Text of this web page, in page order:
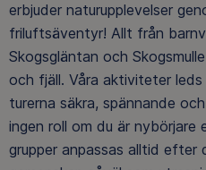
erbjuder naturupplevelser
friluftsäventyr! Allt från
Skogsgläntan och
och fjäll. Våra aktiviteter
turerna säkra, spännande
ingen roll om du är
grupper anpassas alltid efter